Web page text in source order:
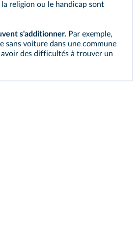
la religion ou le handicap sont
s'additionner. Par exemple,
sans voiture dans une commune
des difficultés à trouver un